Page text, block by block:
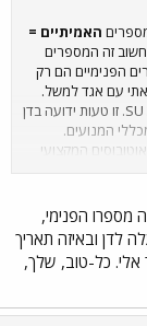
האמיתיים =
זה המספרים
הפנימיים הם רק
עם אגד למשל.
ודרך אגב: ממוגני הירי הם כולם SU 290 ולא SU 280. זו טעות ידועה בדן
המנועים.
המקצועי
רק אחד כמוהו בכל
מספרו הפנימי,
לדן ובאיזה תאריך
כל-טוב, שלך,